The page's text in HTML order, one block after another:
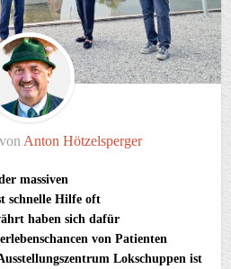
Anton Hötzelsperger
massiven
schnelle Hilfe oft
haben sich dafür
von Patienten
Lokschuppen ist